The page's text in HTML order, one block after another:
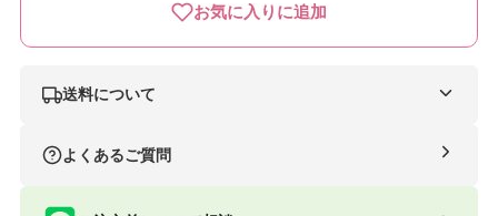
イ
ッ
ク
ア
お気に入りに追加
送料について
条件
合計8,801円以上
よくあるご質問